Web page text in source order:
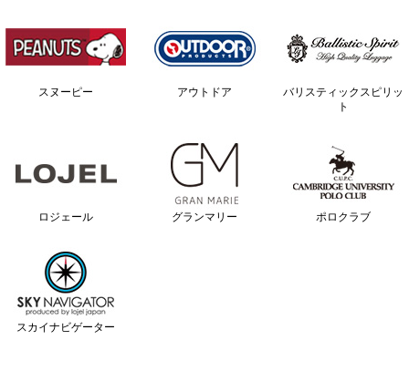
スヌーピー アウトドア
バリスティックスピリッ
ト
ロジェール グランマリー ポロクラブ
スカイナビゲーター